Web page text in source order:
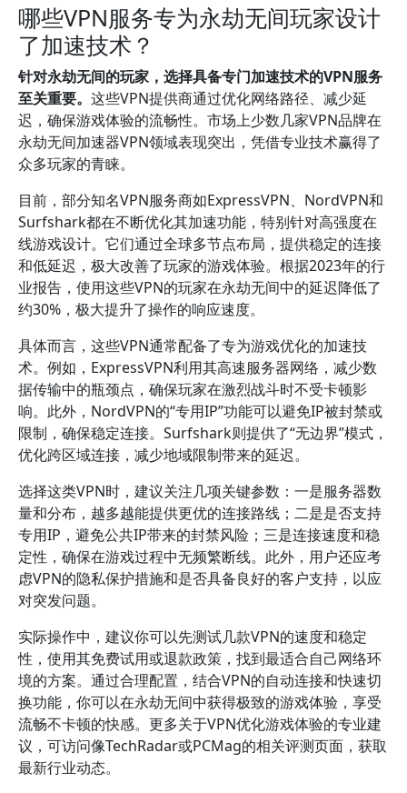
哪些VPN服务专为永劫无间玩家设计
了加速技术？
针对永劫无间的玩家，选择具备专门加速技术的VPN服务
至关重要。 这些VPN提供商通过优化网络路径、减少延
迟，确保游戏体验的流畅性。市场上少数几家VPN品牌在
永劫无间加速器VPN领域表现突出，凭借专业技术赢得了
众多玩家的青睐。
目前，部分知名VPN服务商如ExpressVPN、NordVPN和
Surfshark都在不断优化其加速功能，特别针对高强度在
线游戏设计。它们通过全球多节点布局，提供稳定的连接
和低延迟，极大改善了玩家的游戏体验。根据2023年的行
业报告，使用这些VPN的玩家在永劫无间中的延迟降低了
约30%，极大提升了操作的响应速度。
具体而言，这些VPN通常配备了专为游戏优化的加速技
术。例如，ExpressVPN利用其高速服务器网络，减少数
据传输中的瓶颈点，确保玩家在激烈战斗时不受卡顿影
响。此外，NordVPN的“专用IP”功能可以避免IP被封禁或
限制，确保稳定连接。Surfshark则提供了“无边界”模式，
优化跨区域连接，减少地域限制带来的延迟。
选择这类VPN时，建议关注几项关键参数：一是服务器数
量和分布，越多越能提供更优的连接路线；二是是否支持
专用IP，避免公共IP带来的封禁风险；三是连接速度和稳
定性，确保在游戏过程中无频繁断线。此外，用户还应考
虑VPN的隐私保护措施和是否具备良好的客户支持，以应
对突发问题。
实际操作中，建议你可以先测试几款VPN的速度和稳定
性，使用其免费试用或退款政策，找到最适合自己网络环
境的方案。通过合理配置，结合VPN的自动连接和快速切
换功能，你可以在永劫无间中获得极致的游戏体验，享受
流畅不卡顿的快感。更多关于VPN优化游戏体验的专业建
议，可访问像TechRadar或PCMag的相关评测页面，获取
最新行业动态。